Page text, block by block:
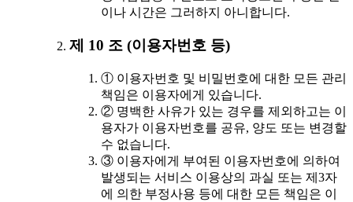
이나 시간은 그러하지 아니합니다.
제 10 조 (이용자번호 등)
① 이용자번호 및 비밀번호에 대한 모든 관리
책임은 이용자에게 있습니다.
② 명백한 사유가 있는 경우를 제외하고는 이
용자가 이용자번호를 공유, 양도 또는 변경할
수 없습니다.
③ 이용자에게 부여된 이용자번호에 의하여
발생되는 서비스 이용상의 과실 또는 제3자
에 의한 부정사용 등에 대한 모든 책임은 이